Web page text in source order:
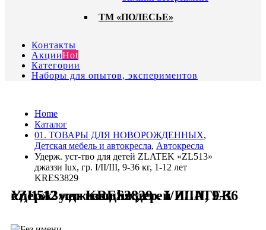
ТМ «ПОЛЕСЬЕ»
Контакты
АкцииHot
Категории
Наборы для опытов, экспериментов
Home
Каталог
01. ТОВАРЫ ДЛЯ НОВОРОЖДЕННЫХ,
Детская мебель и автокресла, Автокресла
Удерж. уст-тво для детей ZLATEK «ZL513»
джаззи lux, гр. I/II/III, 9-36 кг, 1-12 лет
KRES3829
Удерж. уст-тво для детей ZLATEK «ZL513» джаззи lux, гр. I/II/III, 9-36 кг, 1-12 лет KRES3829